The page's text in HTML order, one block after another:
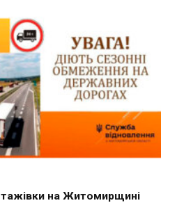
на Житомирщині